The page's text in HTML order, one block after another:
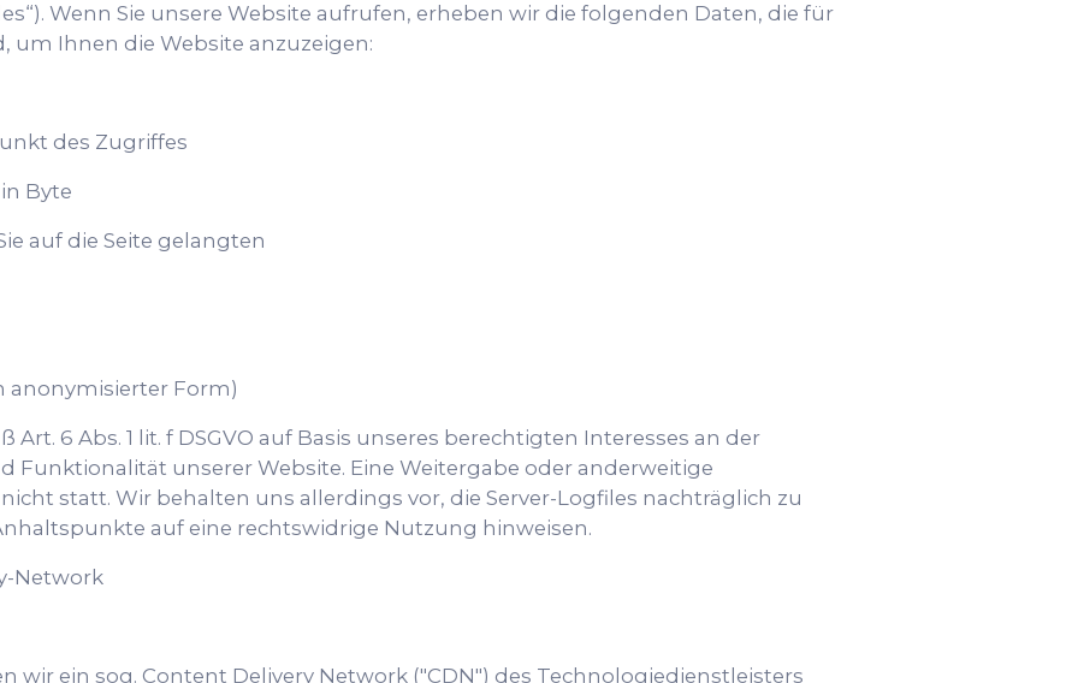
Wenn Sie unsere Website aufrufen, erheben wir die folgenden Daten, die für
um Ihnen die Website anzuzeigen:
des Zugriffes
Byte
auf die Seite gelangten
anonymisierter Form)
6 Abs. 1 lit. f DSGVO auf Basis unseres berechtigten Interesses an der
Funktionalität unserer Website. Eine Weitergabe oder anderweitige
statt. Wir behalten uns allerdings vor, die Server-Logfiles nachträglich zu
auf eine rechtswidrige Nutzung hinweisen.
Network
wir ein sog. Content Delivery Network ("CDN") des Technologiedienstleisters